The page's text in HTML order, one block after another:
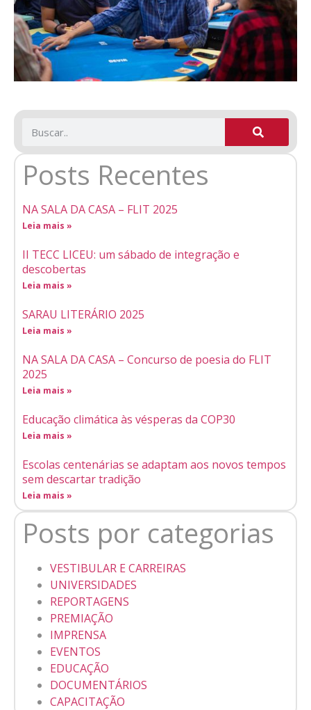
Posts Recentes
NA SALA DA CASA – FLIT 2025
Leia mais »
II TECC LICEU: um sábado de integração e
descobertas
Leia mais »
SARAU LITERÁRIO 2025
Leia mais »
NA SALA DA CASA – Concurso de poesia do FLIT
2025
Leia mais »
Educação climática às vésperas da COP30
Leia mais »
Escolas centenárias se adaptam aos novos tempos
sem descartar tradição
Leia mais »
Posts por categorias
VESTIBULAR E CARREIRAS
UNIVERSIDADES
REPORTAGENS
PREMIAÇÃO
IMPRENSA
EVENTOS
EDUCAÇÃO
DOCUMENTÁRIOS
CAPACITAÇÃO